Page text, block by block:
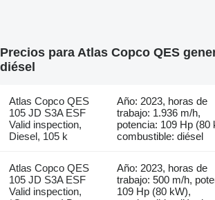
Precios para Atlas Copco QES
diésel
Atlas Copco QES
105 JD S3A ESF
Valid inspection,
Diesel, 105 k
Año: 2023, horas de
trabajo: 1.936 m/h,
potencia: 109 Hp (80
combustible: diésel
Atlas Copco QES
105 JD S3A ESF
Valid inspection,
Año: 2023, horas de
trabajo: 500 m/h,
109 Hp (80 kW),